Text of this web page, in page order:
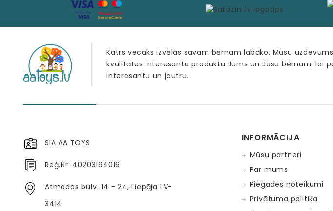
Katrs vecāks izvēlas savam bērnam labāko. Mūsu
kvalitātes interesantu produktu Jums un Jūsu bērnam, lai
interesantu un jautru.
SIA AA TOYS
Reģ.Nr. 40203194016
Atmodas bulv. 14 - 24, Liepāja LV-
3414
INFORMĀCIJA
Mūsu partneri
Par mums
Piegādes noteikumi
Privātuma politika